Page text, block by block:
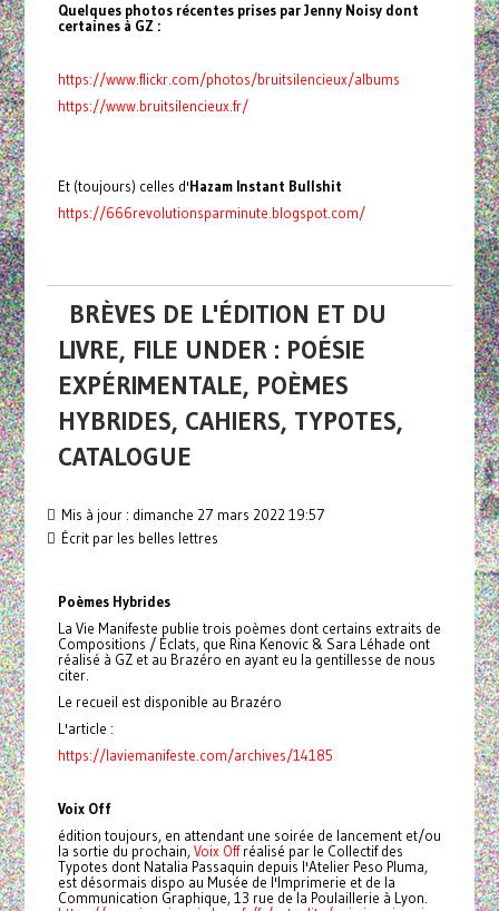
Quelques photos récentes prises par Jenny Noisy dont
certaines à GZ :
https://www.flickr.com/photos/bruitsilencieux/albums
https://www.bruitsilencieux.fr/
Et (toujours) celles d'Hazam Instant Bullshit
https://666revolutionsparminute.blogspot.com/
BRÈVES DE L'ÉDITION ET DU
LIVRE, FILE UNDER : POÉSIE
EXPÉRIMENTALE, POÈMES
HYBRIDES, CAHIERS, TYPOTES,
CATALOGUE
Mis à jour : dimanche 27 mars 2022 19:57
Écrit par les belles lettres
Poèmes Hybrides
La Vie Manifeste publie trois poèmes dont certains extraits de
Compositions / Éclats, que Rina Kenovic & Sara Léhade ont
réalisé à GZ et au Brazéro en ayant eu la gentillesse de nous
citer.
Le recueil est disponible au Brazéro
L'article :
https://laviemanifeste.com/archives/14185
Voix Off
édition toujours, en attendant une soirée de lancement et/ou
la sortie du prochain,Voix Offréalisé par le Collectif des
Typotes dont Natalia Passaquin depuis l'Atelier Peso Pluma,
est désormais dispo au Musée de l'Imprimerie et de la
Communication Graphique, 13 rue de la Poulaillerie à Lyon.